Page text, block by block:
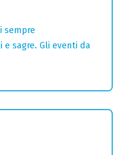
sempre
e sagre. Gli eventi da